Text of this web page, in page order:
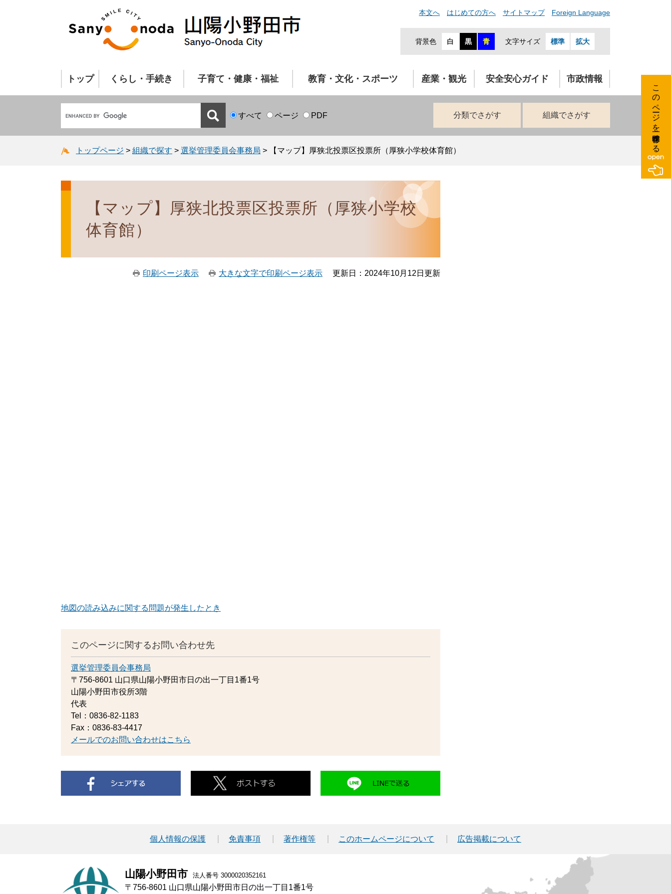
本文へ はじめての方へ サイトマップ Foreign Language
背景色 白 黒 青 文字サイズ 標準 拡大
トップ くらし・手続き 子育て・健康・福祉 教育・文化・スポーツ 産業・観光 安全安心ガイド 市政情報
すべて ページ PDF 分類でさがす 組織でさがす
トップページ > 組織で探す > 選挙管理委員会事務局 > 【マップ】厚狭北投票区投票所（厚狭小学校体育館）
【マップ】厚狭北投票区投票所（厚狭小学校
体育館）
印刷ページ表示 大きな文字で印刷ページ表示 更新日：2024年10月12日更新
地図の読み込みに関する問題が発生したとき
このページに関するお問い合わせ先
選挙管理委員会事務局
〒756-8601 山口県山陽小野田市日の出一丁目1番1号
山陽小野田市役所3階
代表
Tel：0836-82-1183
Fax：0836-83-4417
メールでのお問い合わせはこちら
個人情報の保護 免責事項 著作権等 このホームページについて 広告掲載について
山陽小野田市 法人番号 3000020352161
〒756-8601 山口県山陽小野田市日の出一丁目1番1号
このページを一時保存する